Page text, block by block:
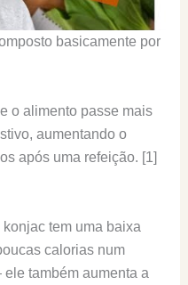
basicamente por
o alimento passe mais
aumentando o
após uma refeição. [1]
tem uma baixa
calorias num
também aumenta a